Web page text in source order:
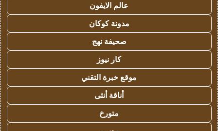
عالم الايفون
مدونة كوكان
صحيفة نهج
كار نيوز
موقع خبرة التقني
أناقة أنثى
متورخ